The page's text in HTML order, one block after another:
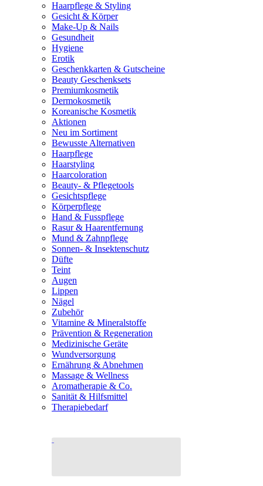
Haarpflege & Styling
Gesicht & Körper
Make-Up & Nails
Gesundheit
Hygiene
Erotik
Geschenkkarten & Gutscheine
Beauty Geschenksets
Premiumkosmetik
Dermokosmetik
Koreanische Kosmetik
Aktionen
Neu im Sortiment
Bewusste Alternativen
Haarpflege
Haarstyling
Haarcoloration
Beauty- & Pflegetools
Gesichtspflege
Körperpflege
Hand & Fusspflege
Rasur & Haarentfernung
Mund & Zahnpflege
Sonnen- & Insektenschutz
Düfte
Teint
Augen
Lippen
Nägel
Zubehör
Vitamine & Mineralstoffe
Prävention & Regeneration
Medizinische Geräte
Wundversorgung
Ernährung & Abnehmen
Massage & Wellness
Aromatherapie & Co.
Sanität & Hilfsmittel
Therapiebedarf